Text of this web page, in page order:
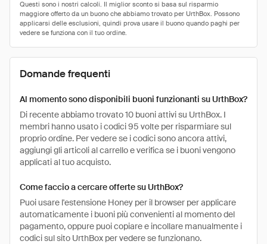
Domande frequenti
Al momento sono disponibili buoni funzionanti su UrthBox?
Di recente abbiamo trovato 10 buoni attivi su UrthBox. I
membri hanno usato i codici 95 volte per risparmiare sul
proprio ordine. Per vedere se i codici sono ancora attivi,
aggiungi gli articoli al carrello e verifica se i buoni vengono
applicati al tuo acquisto.
Come faccio a cercare offerte su UrthBox?
Puoi usare l'estensione Honey per il browser per applicare
automaticamente i buoni più convenienti al momento del
pagamento, oppure puoi copiare e incollare manualmente i
codici sul sito UrthBox per vedere se funzionano.